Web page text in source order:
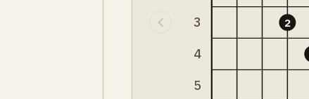
3
4
5
2